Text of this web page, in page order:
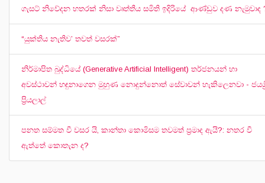
ගැසට් නිවේදන හතරක් නිසා වෘත්තීය සමිති ඉදිරියේ ආණ්ඩුව දණ නැමුවාද
“යුක්තිය නැතිව’ තවත් වසරක්”
නිර්මාපිත බුද්ධියේ (Generative Artificial Intelligent) තර්ජනයන් හා
අවස්ථාවන් හඳුනාගෙන මුහුණ නොදුන්නොත් සේවාවන් හැකිලෙනවා -
ප්‍රියලාල්
පනත සම්මත වී වසර යි, කාන්තා කොමිසම තවමත් ප්‍රමාද ඇයි?: නතර වී
ඇත්තේ කොතැන ද?